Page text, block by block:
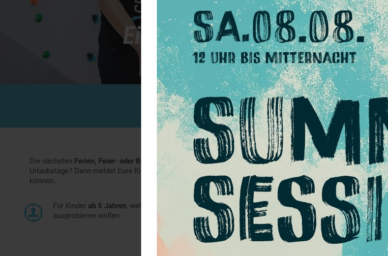
Ein - undMehrtageskurse
BOULDERPROGRAMM FÜR FERIEN, FEIER-
Mit Ein- und Mehrtageskursen gegen
Die nächsten Ferien, Feier- oder Brückentage
stehen vor der Tür und Ihr wollt nicht, dass sich Eure Kids die
Urlaubstage? Dann meldet Eure Kinder bei unseren Ferienboulderkursen an, damit sie gemeinsam mit
können.
Für Kinder ab 5 Jahren, welche Spaß an Bewegung haben und etwas Neues
ausprobieren wollen.
Ziel ist